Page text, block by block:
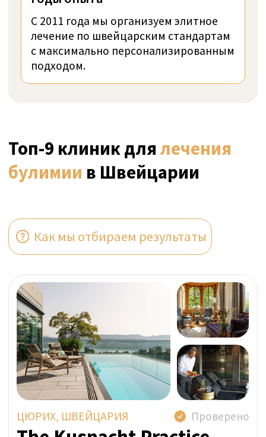
УЗНАТЬ ЦЕНУ
The CALDA Clinic
Прямая цена за неделю:
Расположенная на Золотом берегу
Цюрихского озера, клиника CALDA является
конфиденциальных программах
реабилитации для состоятельных
клиентов.
ОТ 124 000 CHF
ЗАДАТЬ ВОПРОС В WHATSAPP
Представитель SwissMedExpert посетил
учреждение, чтобы подтвердить
соответствие их помещений фотографиям
на профильной странице.
Идеально для сверхсостоятельных лиц
Индивидуальный подход персонала
Высшая степень конфиденциальности